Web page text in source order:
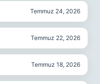
Temmuz 24, 2026
Temmuz 22, 2026
Temmuz 18, 2026